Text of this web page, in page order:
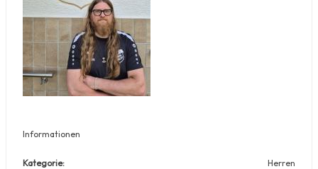
Informationen
Kategorie: Herren